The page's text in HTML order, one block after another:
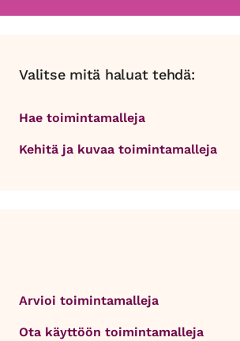
Valitse mitä haluat tehdä:
Hae toimintamalleja
Kehitä ja kuvaa toimintamalleja
Arvioi toimintamalleja
Ota käyttöön toimintamalleja